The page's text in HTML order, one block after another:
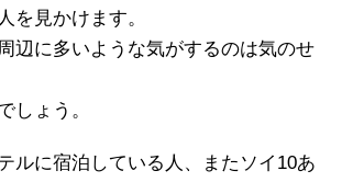
を見かけます。
辺に多いような気がするのは気のせ
しょう。
ルに宿泊している人、またソイ10あ